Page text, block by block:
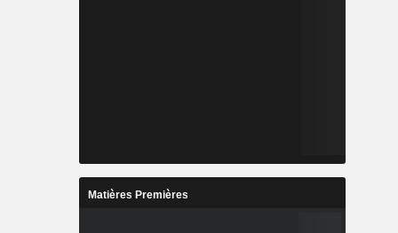
Matières Premières